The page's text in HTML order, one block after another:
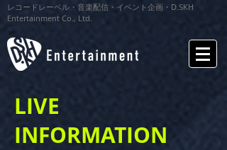
レコードレーベル・音楽配信・イベント企画・D.SKH
Entertainment Co., Ltd.
LIVE
INFORMATION